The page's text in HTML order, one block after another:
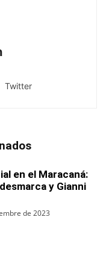
Twitter
en el Maracaná:
y Gianni
de 2023